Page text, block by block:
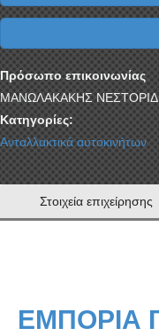
Πρόσωπο επικοινωνίας
ΜΑΝΩΛΑΚΑΚΗΣ
Κατηγορίες:
Ανταλλακτικά αυτοκινήτων
Στοιχεία επιχείρησης
ΕΜΠΟΡΙΑ